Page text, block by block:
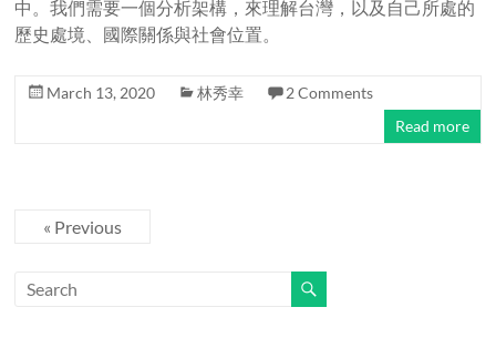
中。我們需要一個分析架構，來理解台灣，以及自己所處的
歷史處境、國際關係與社會位置。
March 13, 2020 林秀幸
2 Comments
Read more
« Previous